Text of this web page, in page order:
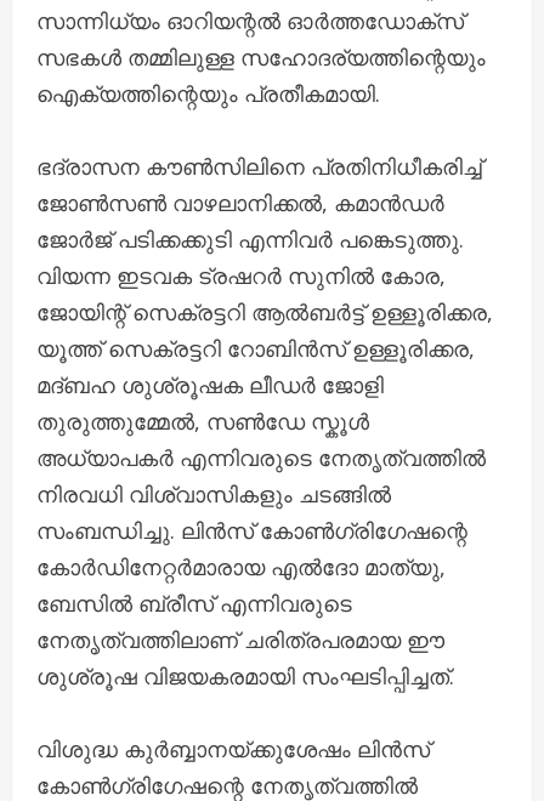
സാന്നിധ്യം ഓറിയന്റൽ ഓർത്തഡോക്സ്
സഭകൾ തമ്മിലുള്ള സഹോദര്യത്തിന്റെയും
ഐക്യത്തിന്റെയും പ്രതീകമായി.
ഭദ്രാസന കൗൺസിലിനെ പ്രതിനിധീകരിച്ച്
ജോൺസൺ വാഴലാനിക്കൽ, കമാൻഡർ
ജോർജ് പടിക്കക്കുടി എന്നിവർ പങ്കെടുത്തു.
വിയന്ന ഇടവക ട്രഷറർ സുനിൽ കോര,
ജോയിന്റ് സെക്രട്ടറി ആൽബർട്ട് ഉള്ളൂരിക്കര,
യൂത്ത് സെക്രട്ടറി റോബിൻസ് ഉള്ളൂരിക്കര,
മദ്ബഹ ശുശ്രൂഷക ലീഡർ ജോളി
തുരുത്തുമ്മേൽ, സൺഡേ സ്കൂൾ
അധ്യാപകർ എന്നിവരുടെ നേതൃത്വത്തിൽ
നിരവധി വിശ്വാസികളും ചടങ്ങിൽ
സംബന്ധിച്ചു. ലിൻസ് കോൺഗ്രിഗേഷന്റെ
കോർഡിനേറ്റർമാരായ എൽദോ മാത്യു,
ബേസിൽ ബ്രീസ് എന്നിവരുടെ
നേതൃത്വത്തിലാണ് ചരിത്രപരമായ ഈ
ശുശ്രൂഷ വിജയകരമായി സംഘടിപ്പിച്ചത്.
വിശുദ്ധ കുർബ്ബാനയ്ക്കുശേഷം ലിൻസ്
കോൺഗ്രിഗേഷന്റെ നേതൃത്വത്തിൽ